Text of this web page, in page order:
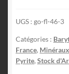
UGS : go-fl-46-3
Catégories :
France,
Pyrite, Stock